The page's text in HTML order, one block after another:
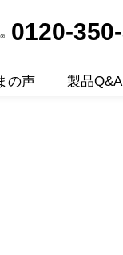
0120-
の声 製品Q&A